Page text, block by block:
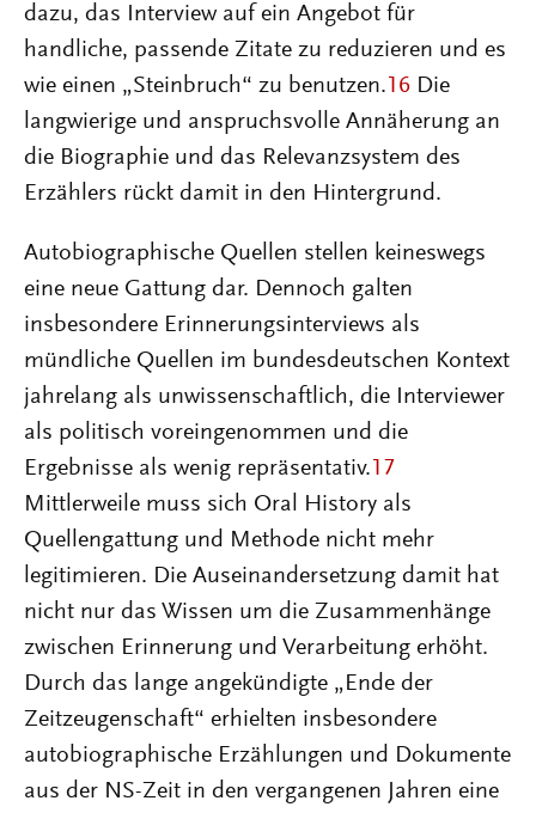
dazu, das Interview auf ein Angebot für
handliche, passende Zitate zu reduzieren und es
wie einen „Steinbruch“ zu benutzen.16 Die
langwierige und anspruchsvolle Annäherung an
die Biographie und das Relevanzsystem des
Erzählers rückt damit in den Hintergrund.
Autobiographische Quellen stellen keineswegs
eine neue Gattung dar. Dennoch galten
insbesondere Erinnerungsinterviews als
mündliche Quellen im bundesdeutschen Kontext
jahrelang als unwissenschaftlich, die Interviewer
als politisch voreingenommen und die
Ergebnisse als wenig repräsentativ.17
Mittlerweile muss sich Oral History als
Quellengattung und Methode nicht mehr
legitimieren. Die Auseinandersetzung damit hat
nicht nur das Wissen um die Zusammenhänge
zwischen Erinnerung und Verarbeitung erhöht.
Durch das lange angekündigte „Ende der
Zeitzeugenschaft“ erhielten insbesondere
autobiographische Erzählungen und Dokumente
aus der NS-Zeit in den vergangenen Jahren eine